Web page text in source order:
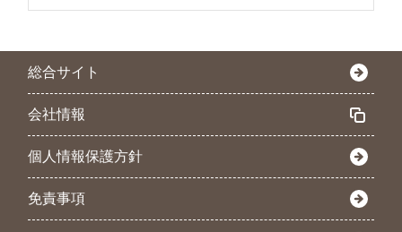
総合サイト
会社情報
個人情報保護方針
免責事項